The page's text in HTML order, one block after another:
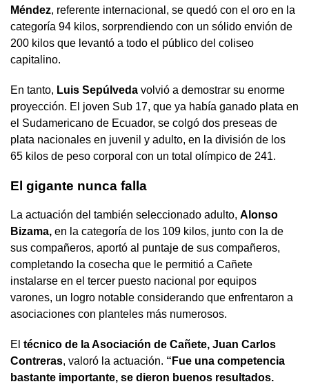
Méndez, referente internacional, se quedó con el oro en la
categoría 94 kilos, sorprendiendo con un sólido envión de
200 kilos que levantó a todo el público del coliseo
capitalino.
En tanto, Luis Sepúlveda volvió a demostrar su enorme
proyección. El joven Sub 17, que ya había ganado plata en
el Sudamericano de Ecuador, se colgó dos preseas de
plata nacionales en juvenil y adulto, en la división de los
65 kilos de peso corporal con un total olímpico de 241.
El gigante nunca falla
La actuación del también seleccionado adulto, Alonso
Bizama, en la categoría de los 109 kilos, junto con la de
sus compañeros, aportó al puntaje de sus compañeros,
completando la cosecha que le permitió a Cañete
instalarse en el tercer puesto nacional por equipos
varones, un logro notable considerando que enfrentaron a
asociaciones con planteles más numerosos.
El técnico de la Asociación de Cañete, Juan Carlos
Contreras, valoró la actuación. “Fue una competencia
bastante importante, se dieron buenos resultados.